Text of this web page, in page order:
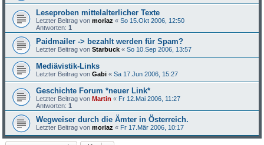
Leseproben mittelalterlicher Texte
Letzter Beitrag vonmoriaz «So 15.Okt 2006, 12:50
Antworten:1
Paidmailer -> bezahlt werden für Spam?
Letzter Beitrag vonStarbuck «So 10.Sep 2006, 13:57
Mediävistik-Links
Letzter Beitrag vonGabi «Sa 17.Jun 2006, 15:27
Geschichte Forum *neuer Link*
Letzter Beitrag vonMartin « Fr 12.Mai 2006, 11:27
Antworten:1
Wegweiser durch die Ämter in Österreich.
Letzter Beitrag vonmoriaz « Fr 17.Mär 2006, 10:17